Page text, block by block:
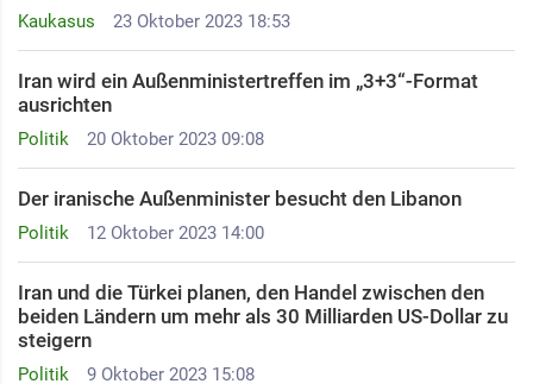
Kaukasus 23 Oktober 2023 18:53
Politik 20 Oktober 2023 09:08
Iran wird ein Außenministertreffen im „3+3“-Format
ausrichten
Politik 12 Oktober 2023 14:00
Der iranische Außenminister besucht den Libanon
Politik 9 Oktober 2023 15:08
Iran und die Türkei planen, den Handel zwischen den
beiden Ländern um mehr als 30 Milliarden US-Dollar zu
steigern